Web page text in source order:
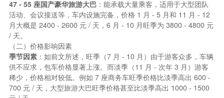
47 - 55 座国产豪华旅游大巴：能承载大量乘客，适用于大型团队
活动、会议接送等，车内设施完备，价格 1 月 - 5 月和 11 月 - 12
月大概是 2400 - 2600 元 / 天，6 月 - 10 月旺季为 3800 - 4800 元
/ 天。
（二）价格影响因素
季节因素：如前文所述，旺季（7 月 - 10 月）由于游客众多，车辆
供不应求，包车价格显著上涨。而淡季（11 月 - 次年 3 月）游客
稀少，价格相对较低。例如 7 座商务车旺季价格比淡季高出 600 -
700 元 / 天，大型旅游大巴旺季价格甚至比淡季高出 1000 - 1500